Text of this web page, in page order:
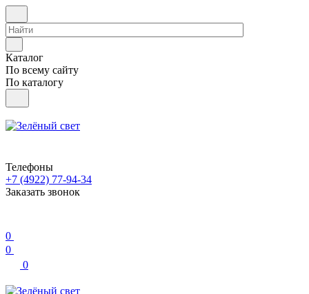
Каталог
По всему сайту
По каталогу
Телефоны
+7 (4922) 77-94-34
Заказать звонок
0
0
0